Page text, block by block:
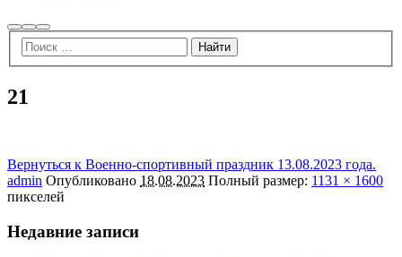
НайтиБольше
информации
Главное
меню
21
Вернуться к Военно-спортивный праздник 13.08.2023 года.
admin Опубликовано 18.08.2023 Полный размер: 1131 × 1600
пикселей
Недавние записи